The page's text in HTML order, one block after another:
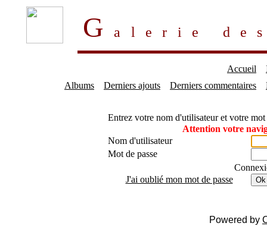
Galerie
Accueil
Albums
Derniers ajouts Derniers commentaires
Entrez votre nom d'utilisateur et votre
Attention votre
Nom d'utilisateur
Mot de passe
J'ai oublié mon mot de passe
Ok
Powered by